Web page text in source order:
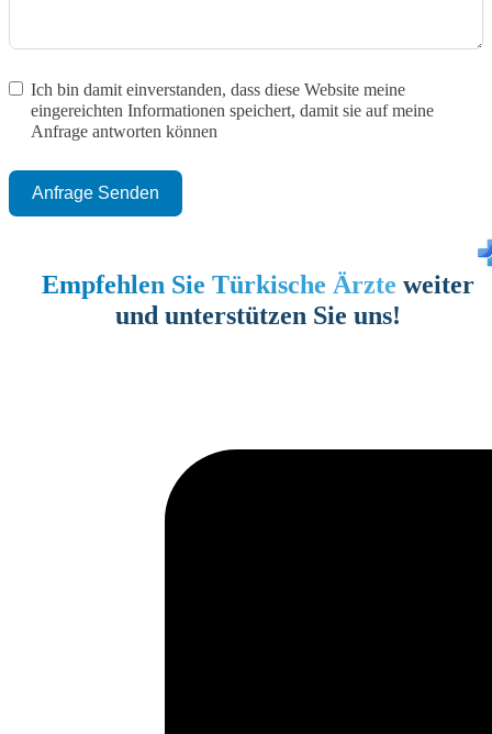
Ich bin damit einverstanden, dass diese Website meine
eingereichten Informationen speichert, damit sie auf meine
Anfrage antworten können
Anfrage Senden
Empfehlen Sie Türkische Ärzte weiter
und unterstützen Sie uns!